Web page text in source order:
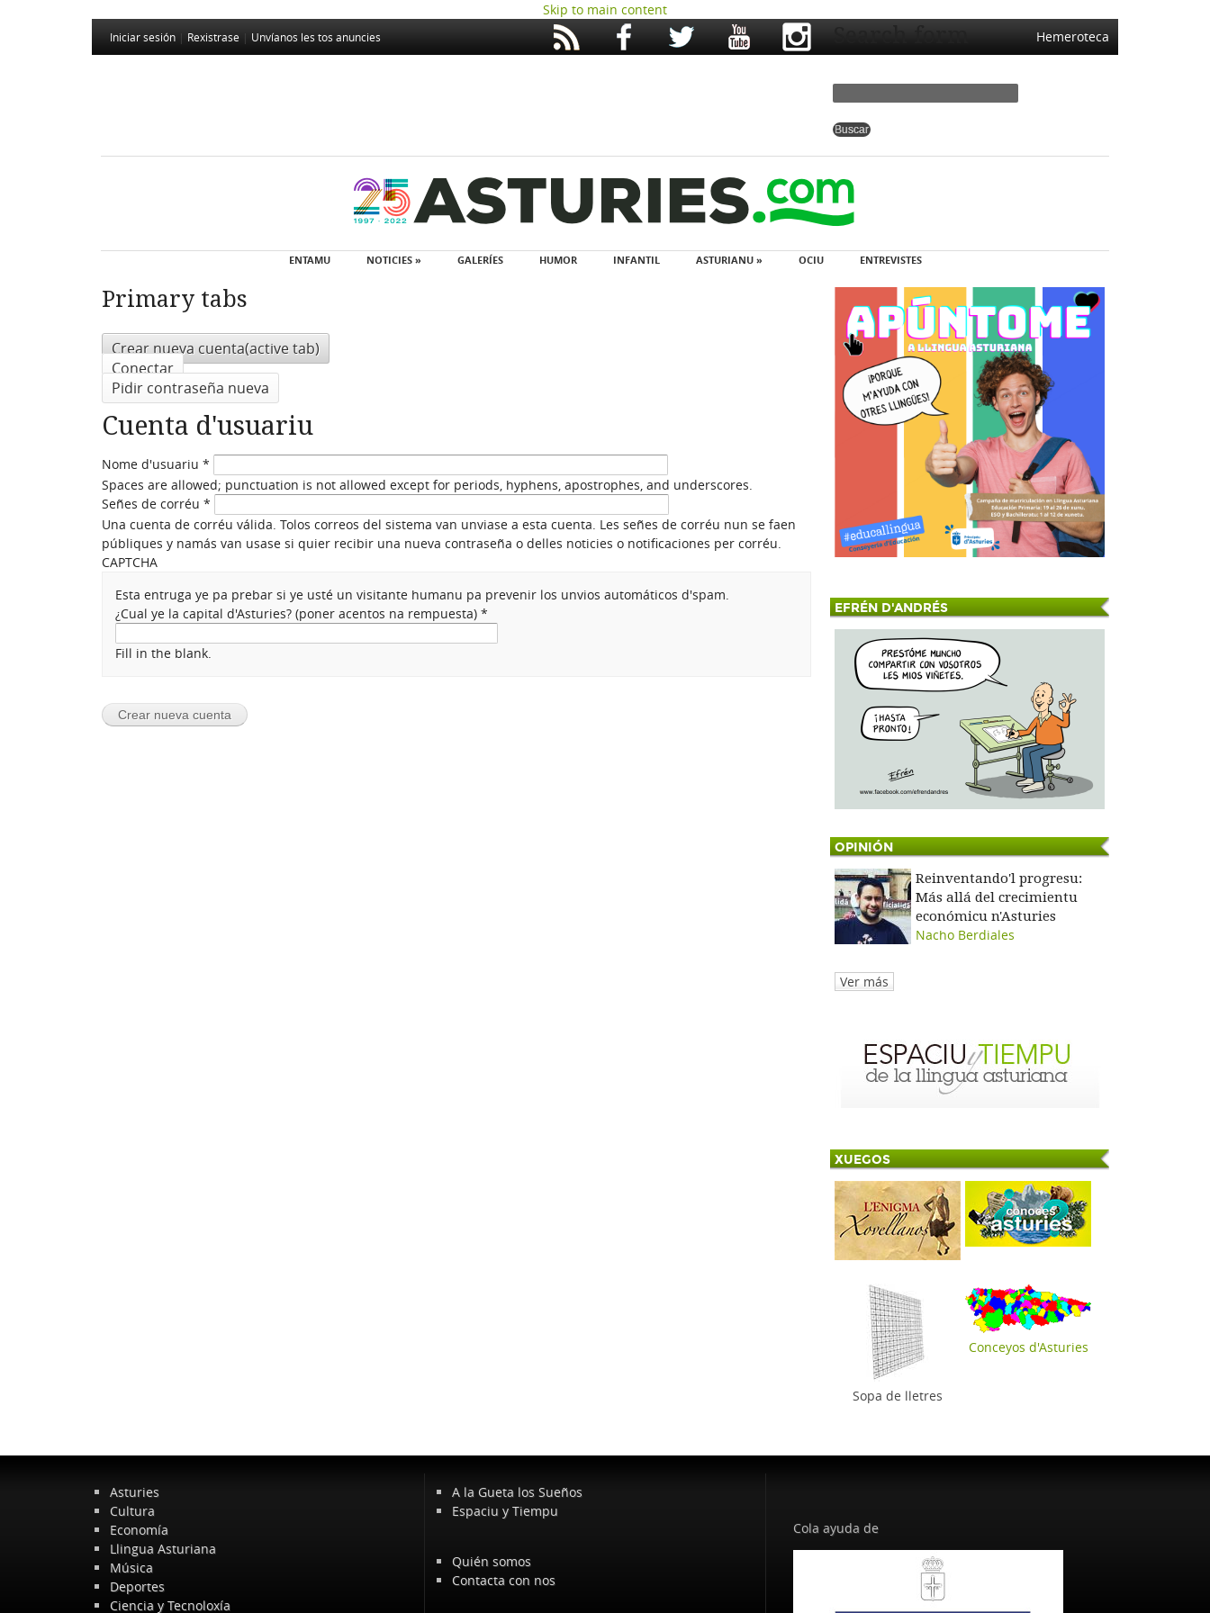
Skip to main content
Iniciar sesión Rexistrase Unvíanos les tos anuncies Hemeroteca
Search form
ENTAMU NOTICIES » GALERÍES HUMOR INFANTIL ASTURIANU » OCIU ENTREVISTES
Primary tabs
Crear nueva cuenta(active tab)
Conectar
Pidir contraseña nueva
Cuenta d'usuariu
Nome d'usuariu *
Spaces are allowed; punctuation is not allowed except for periods, hyphens, apostrophes, and underscores.
Señes de corréu *
Una cuenta de corréu válida. Tolos correos del sistema van unviase a esta cuenta. Les señes de corréu nun se faen
públiques y namás van usase si quier recibir una nueva contraseña o delles noticies o notificaciones per corréu.
CAPTCHA
Esta entruga ye pa prebar si ye usté un visitante humanu pa prevenir los unvios automáticos d'spam.
¿Cual ye la capital d'Asturies? (poner acentos na rempuesta)*
Fill in the blank.
EFRÉN D'ANDRÉS
OPINIÓN
Reinventando'l progresu:
Más allá del crecimientu
económicu n'Asturies
Nacho Berdiales
Ver más
XUEGOS
Sopa de lletres
Conceyos d'Asturies
Asturies
Cultura
Economía
Llingua Asturiana
Música
Deportes
Ciencia y Tecnoloxía
A la Gueta los Sueños
Espaciu y Tiempu
Quién somos
Contacta con nos
Cola ayuda de